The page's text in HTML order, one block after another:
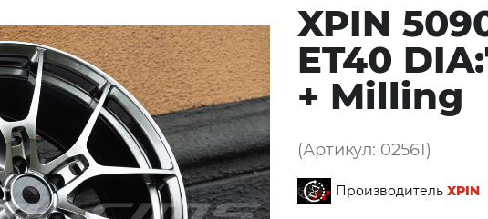
XPIN
ET40
+ Milling
(Артикул: 02561)
ПроизводительXPIN